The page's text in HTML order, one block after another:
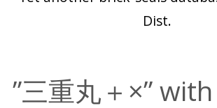
Dist.
”三重丸＋×” with